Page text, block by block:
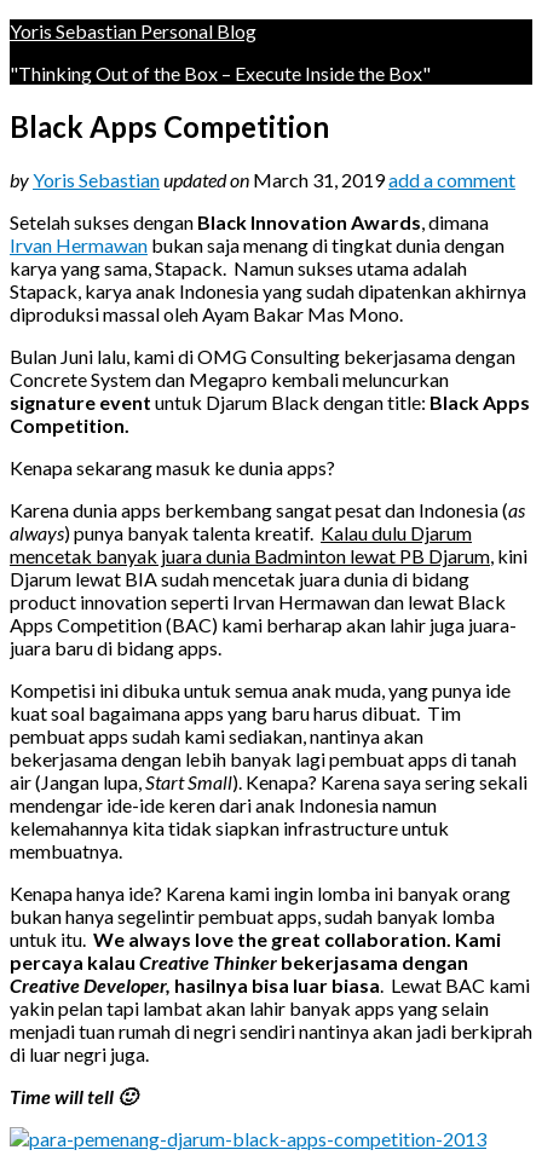
Yoris Sebastian Personal Blog
"Thinking Out of the Box – Execute Inside the Box"
Black Apps Competition
byYoris Sebastianupdated on March 31, 2019add a comment
Setelah sukses dengan Black Innovation Awards, dimana
Irvan Hermawan bukan saja menang di tingkat dunia dengan
karya yang sama, Stapack. Namun sukses utama adalah
Stapack, karya anak Indonesia yang sudah dipatenkan akhirnya
diproduksi massal oleh Ayam Bakar Mas Mono.
Bulan Juni lalu, kami di OMG Consulting bekerjasama dengan
Concrete System dan Megapro kembali meluncurkan
signature event untuk Djarum Black dengan title: Black Apps
Competition.
Kenapa sekarang masuk ke dunia apps?
Karena dunia apps berkembang sangat pesat dan Indonesia (as
always) punya banyak talenta kreatif. Kalau dulu Djarum
mencetak banyak juara dunia Badminton lewat PB Djarum, kini
Djarum lewat BIA sudah mencetak juara dunia di bidang
product innovation seperti Irvan Hermawan dan lewat Black
Apps Competition (BAC) kami berharap akan lahir juga juara-
juara baru di bidang apps.
Kompetisi ini dibuka untuk semua anak muda, yang punya ide
kuat soal bagaimana apps yang baru harus dibuat. Tim
pembuat apps sudah kami sediakan, nantinya akan
bekerjasama dengan lebih banyak lagi pembuat apps di tanah
air (Jangan lupa,Start Small). Kenapa? Karena saya sering sekali
mendengar ide-ide keren dari anak Indonesia namun
kelemahannya kita tidak siapkan infrastructure untuk
membuatnya.
Kenapa hanya ide? Karena kami ingin lomba ini banyak orang
bukan hanya segelintir pembuat apps, sudah banyak lomba
untuk itu. We always love the great collaboration. Kami
percaya kalau Creative Thinker bekerjasama dengan
Creative Developer, hasilnya bisa luar biasa. Lewat BAC kami
yakin pelan tapi lambat akan lahir banyak apps yang selain
menjadi tuan rumah di negri sendiri nantinya akan jadi berkiprah
di luar negri juga.
Time will tell 🙂